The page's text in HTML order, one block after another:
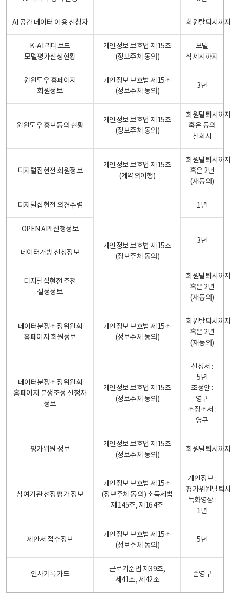
AI 공간 데이터 이용 신청자 회원탈퇴시까
K-AI 리더보드
모델평가신청현황
개인정보 보호법 제15조
(정보주체 동의)
모델
삭제시까지
원윈도우 홈페이지
회원정보
개인정보 보호법 제15조
(정보주체 동의)
3년
원윈도우 홍보동의 현황
개인정보 보호법 제15조
(정보주체 동의)
회원탈퇴시까
혹은 동의
철회시
디지털집현전 회원정보
개인정보 보호법 제15조
(계약의이행)
회원탈퇴시까
혹은 2년
(재동의)
디지털집현전 의견수렴
개인정보 보호법 제15조
(정보주체 동의)
1년
OPEN API 신청정보
3년
데이터개방 신청정보
디지털집현전 추천
설정정보
회원탈퇴시까
혹은 2년
(재동의)
데이터분쟁조정위원회
홈페이지 회원정보
개인정보 보호법 제15조
(정보주체 동의)
회원탈퇴시까
혹은 2년
(재동의)
데이터분쟁조정위원회
홈페이지 분쟁조정 신청자
정보
개인정보 보호법 제15조
(정보주체 동의)
신청서 :
5년
조정안 :
영구
조정조서 :
영구
평가위원 정보
개인정보 보호법 제15조
(정보주체 동의)
회원탈퇴시까
참여기관 선정평가 정보
개인정보 보호법 제15조
(정보주체 동의) 소득세법
제145조, 제164조
개인정보 :
평가위원탈퇴
녹화영상 :
1년
제안서 접수정보
개인정보 보호법 제15조
(정보주체 동의)
5년
인사기록카드
근로기준법 제39조,
제41조, 제42조
준영구